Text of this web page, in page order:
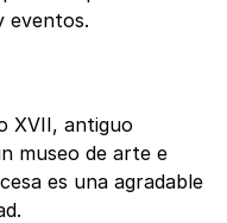
eventos.
XVII, antiguo
museo de arte e
es una agradable